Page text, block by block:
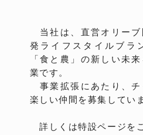
当社は、直営オリーブ
発ライフスタイルブラ
「食と農」の新しい未
業です。
事業拡張にあたり、チ
楽しい仲間を募集してい
詳しくは特設ページを